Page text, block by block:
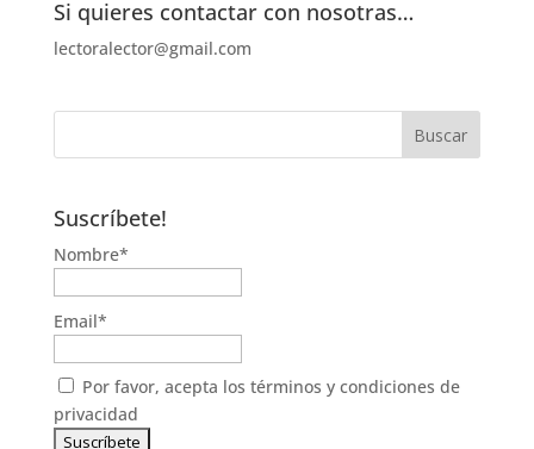
Si quieres contactar con nosotras…
lectoralector@gmail.com
Suscríbete!
Nombre*
Email*
Por favor, acepta los términos y condiciones de
privacidad